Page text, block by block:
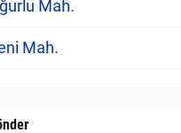
Mah.
Mah.